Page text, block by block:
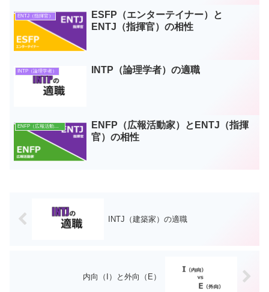
ENTJ（指揮官）
ESFP（エンターテイナー）と
ENTJ（指揮官）の相性
INTP（論理学者） INTP（論理学者）の適職
ENFP（広報活動家）
ENFP（広報活動家）とENTJ（指揮
官）の相性
INTJ（建築家）の適職
内向（I）と外向（E）